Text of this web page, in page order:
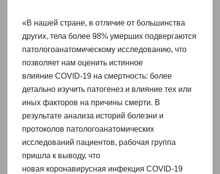
«В нашей стране, в отличие от большинства
других, тела более 98% умерших подвергаются
патологоанатомическому исследованию, что
позволяет нам оценить истинное
влияние COVID-19 на смертность: более
детально изучить патогенез и влияние тех или
иных факторов на причины смерти. В
результате анализа историй болезни и
протоколов патологоанатомических
исследований пациентов, рабочая группа
пришла к выводу, что
новая коронавирусная инфекция COVID-19